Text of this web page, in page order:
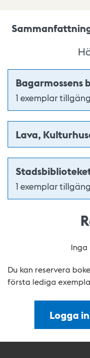
Bagarmossens
1 exemplar
Lava,
1 exemplar
Inga
Du kan reservera
första lediga
Logga